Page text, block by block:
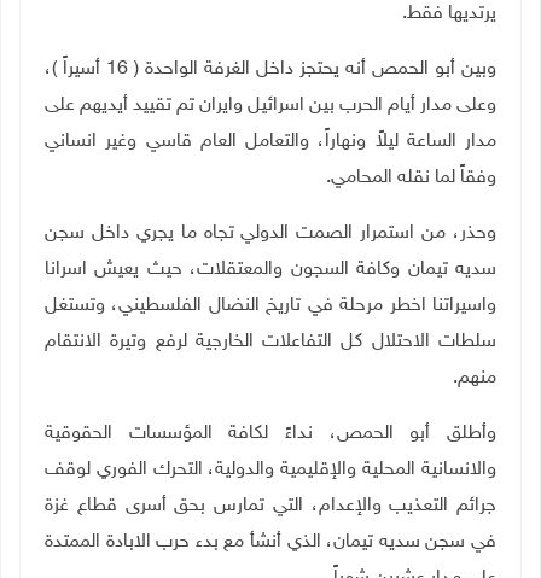
يرتديها فقط.
وبين أبو الحمص أنه يحتجز داخل الغرفة الواحدة ( 16 أسيراً )،
وعلى مدار أيام الحرب بين اسرائيل وايران تم تقييد أيديهم على
مدار الساعة ليلاً ونهاراً، والتعامل العام قاسي وغير انساني
وفقاً لما نقله المحامي.
وحذر، من استمرار الصمت الدولي تجاه ما يجري داخل سجن
سديه تيمان وكافة السجون والمعتقلات، حيث يعيش اسرانا
واسيراتنا اخطر مرحلة في تاريخ النضال الفلسطيني، وتستغل
سلطات الاحتلال كل التفاعلات الخارجية لرفع وتيرة الانتقام
منهم.
وأطلق أبو الحمص، نداءً لكافة المؤسسات الحقوقية
والانسانية المحلية والإقليمية والدولية، التحرك الفوري لوقف
جرائم التعذيب والإعدام، التي تمارس بحق أسرى قطاع غزة
في سجن سديه تيمان، الذي أنشأ مع بدء حرب الابادة الممتدة